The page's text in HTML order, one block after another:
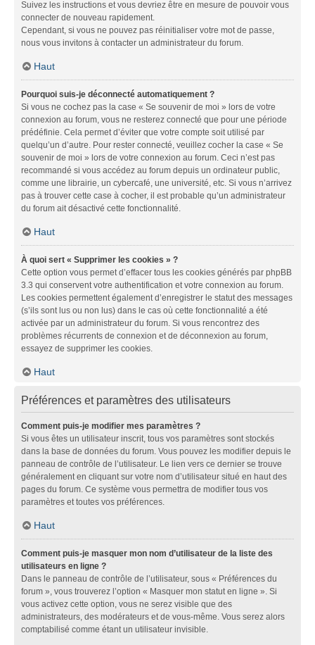
Suivez les instructions et vous devriez être en mesure de pouvoir vous
connecter de nouveau rapidement.
Cependant, si vous ne pouvez pas réinitialiser votre mot de passe,
nous vous invitons à contacter un administrateur du forum.
Haut
Pourquoi suis-je déconnecté automatiquement ?
Si vous ne cochez pas la case « Se souvenir de moi » lors de votre
connexion au forum, vous ne resterez connecté que pour une période
prédéfinie. Cela permet d’éviter que votre compte soit utilisé par
quelqu’un d’autre. Pour rester connecté, veuillez cocher la case « Se
souvenir de moi » lors de votre connexion au forum. Ceci n’est pas
recommandé si vous accédez au forum depuis un ordinateur public,
comme une librairie, un cybercafé, une université, etc. Si vous n’arrivez
pas à trouver cette case à cocher, il est probable qu’un administrateur
du forum ait désactivé cette fonctionnalité.
Haut
À quoi sert « Supprimer les cookies » ?
Cette option vous permet d’effacer tous les cookies générés par phpBB
3.3 qui conservent votre authentification et votre connexion au forum.
Les cookies permettent également d’enregistrer le statut des messages
(s’ils sont lus ou non lus) dans le cas où cette fonctionnalité a été
activée par un administrateur du forum. Si vous rencontrez des
problèmes récurrents de connexion et de déconnexion au forum,
essayez de supprimer les cookies.
Haut
Préférences et paramètres des utilisateurs
Comment puis-je modifier mes paramètres ?
Si vous êtes un utilisateur inscrit, tous vos paramètres sont stockés
dans la base de données du forum. Vous pouvez les modifier depuis le
panneau de contrôle de l’utilisateur. Le lien vers ce dernier se trouve
généralement en cliquant sur votre nom d’utilisateur situé en haut des
pages du forum. Ce système vous permettra de modifier tous vos
paramètres et toutes vos préférences.
Haut
Comment puis-je masquer mon nom d’utilisateur de la liste des
utilisateurs en ligne ?
Dans le panneau de contrôle de l’utilisateur, sous « Préférences du
forum », vous trouverez l’option « Masquer mon statut en ligne ». Si
vous activez cette option, vous ne serez visible que des
administrateurs, des modérateurs et de vous-même. Vous serez alors
comptabilisé comme étant un utilisateur invisible.